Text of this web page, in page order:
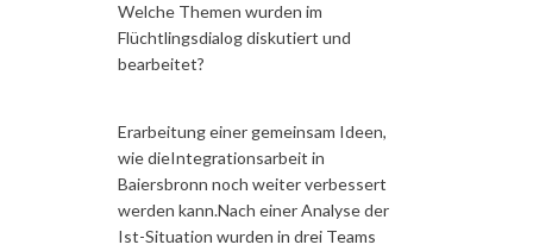
Welche Themen wurden im
Flüchtlingsdialog diskutiert und
bearbeitet?
Erarbeitung einer gemeinsam Ideen,
wie dieIntegrationsarbeit in
Baiersbronn noch weiter verbessert
werden kann.Nach einer Analyse der
Ist-Situation wurden in drei Teams